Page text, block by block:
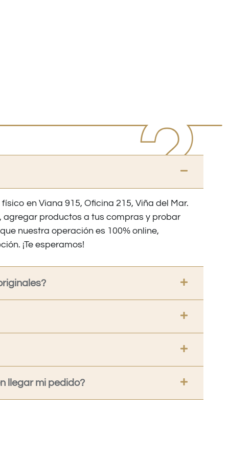
en Viana 915, Oficina 215, Viña del Mar.
agregar productos a tus compras y probar
nuestra operación es 100% online,
¡Te esperamos!
llegar mi pedido?